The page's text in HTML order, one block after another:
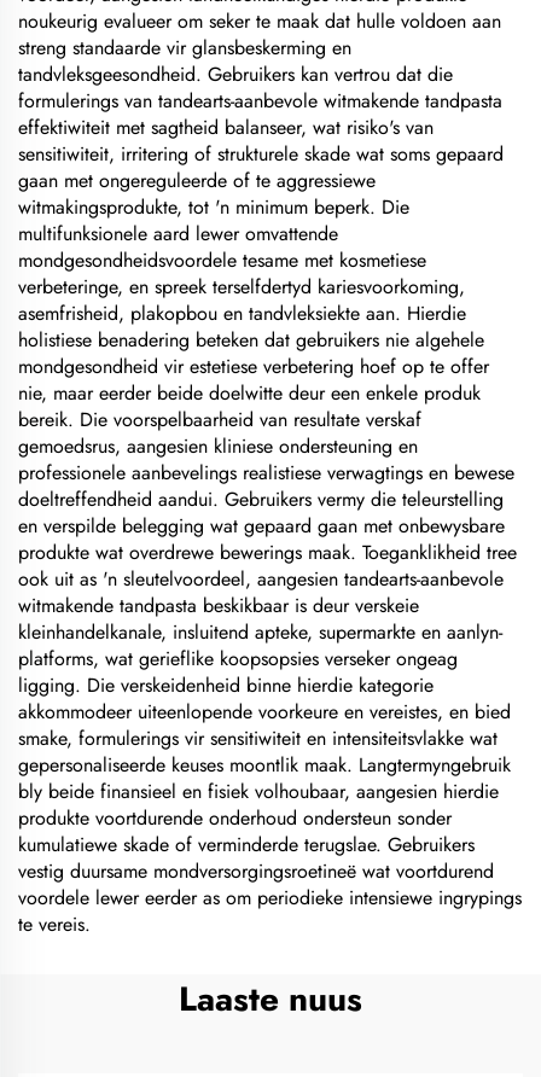
noukeurig evalueer om seker te maak dat hulle voldoen aan
streng standaarde vir glansbeskerming en
tandvleksgeesondheid. Gebruikers kan vertrou dat die
formulerings van tandearts-aanbevole witmakende tandpasta
effektiwiteit met sagtheid balanseer, wat risiko's van
sensitiwiteit, irritering of strukturele skade wat soms gepaard
gaan met ongereguleerde of te aggressiewe
witmakingsprodukte, tot 'n minimum beperk. Die
multifunksionele aard lewer omvattende
mondgesondheidsvoordele tesame met kosmetiese
verbeteringe, en spreek terselfdertyd kariesvoorkoming,
asemfrisheid, plakopbou en tandvleksiekte aan. Hierdie
holistiese benadering beteken dat gebruikers nie algehele
mondgesondheid vir estetiese verbetering hoef op te offer
nie, maar eerder beide doelwitte deur een enkele produk
bereik. Die voorspelbaarheid van resultate verskaf
gemoedsrus, aangesien kliniese ondersteuning en
professionele aanbevelings realistiese verwagtings en bewese
doeltreffendheid aandui. Gebruikers vermy die teleurstelling
en verspilde belegging wat gepaard gaan met onbewysbare
produkte wat overdrewe bewerings maak. Toeganklikheid tree
ook uit as 'n sleutelvoordeel, aangesien tandearts-aanbevole
witmakende tandpasta beskikbaar is deur verskeie
kleinhandelkanale, insluitend apteke, supermarkte en aanlyn-
platforms, wat gerieflike koopsopsies verseker ongeag
ligging. Die verskeidenheid binne hierdie kategorie
akkommodeer uiteenlopende voorkeure en vereistes, en bied
smake, formulerings vir sensitiwiteit en intensiteitsvlakke wat
gepersonaliseerde keuses moontlik maak. Langtermyngebruik
bly beide finansieel en fisiek volhoubaar, aangesien hierdie
produkte voortdurende onderhoud ondersteun sonder
kumulatiewe skade of verminderde terugslae. Gebruikers
vestig duursame mondversorgingsroetineë wat voortdurend
voordele lewer eerder as om periodieke intensiewe ingrypings
te vereis.
Laaste nuus